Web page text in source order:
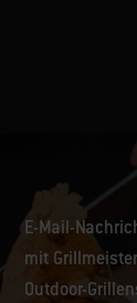
E-Mail-
mit
Outdoor-